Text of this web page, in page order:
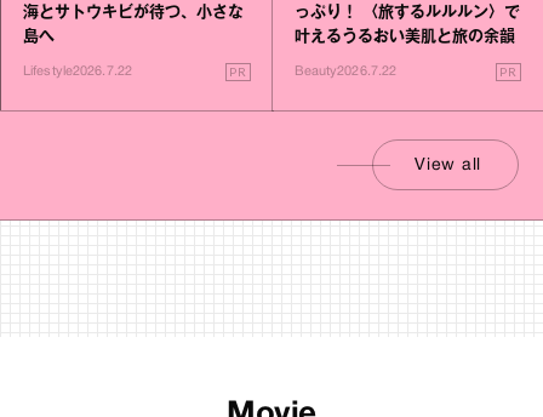
海とサトウキビが待つ、小さな
島へ
Lifestyle2026.7.22 PR
っぷり！ 〈旅するルルルン〉で
叶えるうるおい美肌と旅の余韻
Beauty2026.7.22 PR
View all